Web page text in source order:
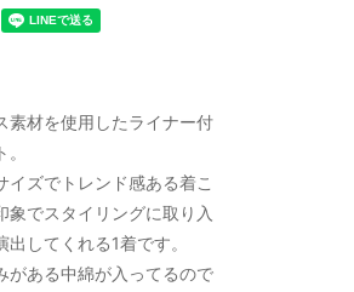
素材を使用したライナー付
イズでトレンド感ある着こ
象でスタイリングに取り入
してくれる1着です。
がある中綿が入ってるので